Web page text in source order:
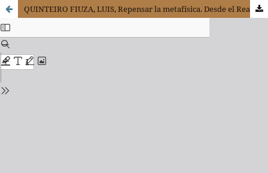
QUINTEIRO FIUZA, LUIS, Repensar la metafísica. Desde el Realismo Trascendental de J. I. Alcorta